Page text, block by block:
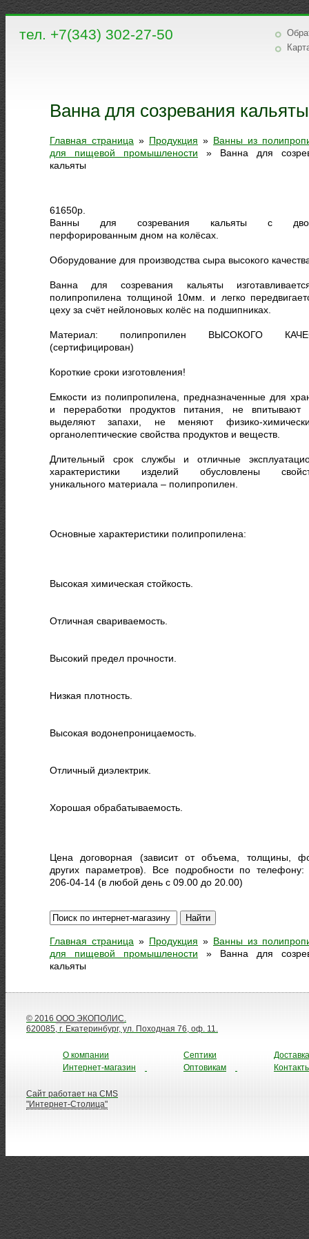
тел. +7(343) 302-27-50
Ванна для созревания кальяты
Главная страница » Продукция » Ванны из
для пищевой промышлености
» Ванна для
кальяты
61650р.
Ванны для созревания кальяты с
перфорированным дном на колёсах.
Оборудование для производства сыра высокого
Ванна для созревания кальяты
полипропилена толщиной 10мм. и легко
цеху за счёт нейлоновых колёс на подшипниках.
Материал: полипропилен ВЫСОКОГО
(сертифицирован)
Короткие сроки изготовления!
Емкости из полипропилена, предназначенные для
и переработки продуктов питания, не
выделяют запахи, не меняют физико-
органолептические свойства продуктов и веществ.
Длительный срок службы и отличные
характеристики изделий обусловлены
уникального материала – полипропилен.
Основные характеристики полипропилена:
Высокая химическая стойкость.
Отличная свариваемость.
Высокий предел прочности.
Низкая плотность.
Высокая водонепроницаемость.
Отличный диэлектрик.
Хорошая обрабатываемость.
Цена договорная (зависит от объема, толщины,
других параметров). Все подробности по телефону:
206-04-14 (в любой день с 09.00 до 20.00)
Главная страница » Продукция » Ванны из
для пищевой промышлености
» Ванна для
кальяты
© 2016 ООО ЭКОПОЛИС
620085, г. Екатеринбург, ул. Походная 76, оф. 11.
О компании
Интернет-магазин
Септики
Оптовикам
Доставка
Сайт работает на CMS
"Интернет-Столица"